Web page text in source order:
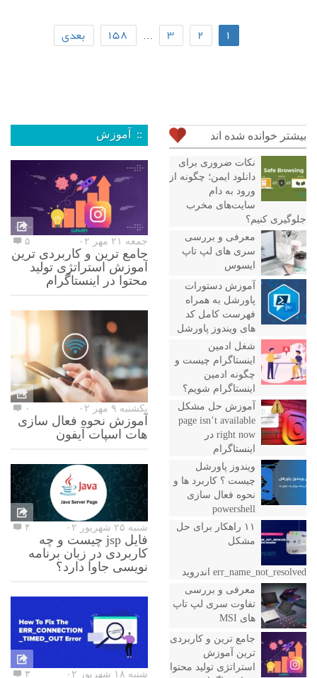
۱ ۲ ۳ ۱۵۸ بعدی
بیشتر خوانده شده اند
نکات ضروری برای
دانلود ایمن؛ چگونه از
ورود به دام
سایت‌های مخرب
جلوگیری کنیم؟
معرفی و بررسی
سری های لپ تاپ
ایسوس
آموزش دستورات
پاورشل به همراه
فهرست کامل کد
های ویندوز پاورشل
شغل ادمین
اینستاگرام چیست و
چگونه ادمین
اینستاگرام شویم؟
آموزش حل مشکل
page isn’t available
right now در
اینستاگرام
ویندوز پاورشل
چیست ؟ کاربرد ها و
نحوه فعال سازی
powershell
۱۱ راهکار برای حل
مشکل
err_name_not_resolved اندروید
معرفی و بررسی
تفاوت سری لپ تاپ
های MSI
جامع ترین و کاربردی
ترین آموزش
استراتژی تولید محتوا
:: آموزش
جمعه ۲۱ مهر ۰۲ ۵
جامع ترین و کاربردی ترین
آموزش استراتژی تولید
محتوا در اینستاگرام
یکشنبه ۹ مهر ۰۲ ۰
آموزش نحوه فعال سازی
هات اسپات آیفون
شنبه ۲۵ شهریور ۰۲ ۴
فایل jsp چیست و چه
کاربردی در زبان برنامه
نویسی جاوا دارد؟
شنبه ۱۸ شهریور ۰۲ ۳